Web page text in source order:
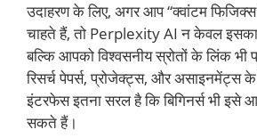
उदाहरण के लिए, अगर आप “क्वांटम
चाहते हैं, तो Perplexity AI न केवल इसका
बल्कि आपको विश्वसनीय स्रोतों के लिंक भी
रिसर्च पेपर्स, प्रोजेक्ट्स, और असाइनमेंट्स
इंटरफेस इतना सरल है कि बिगिनर्स भी इसे
सकते हैं।